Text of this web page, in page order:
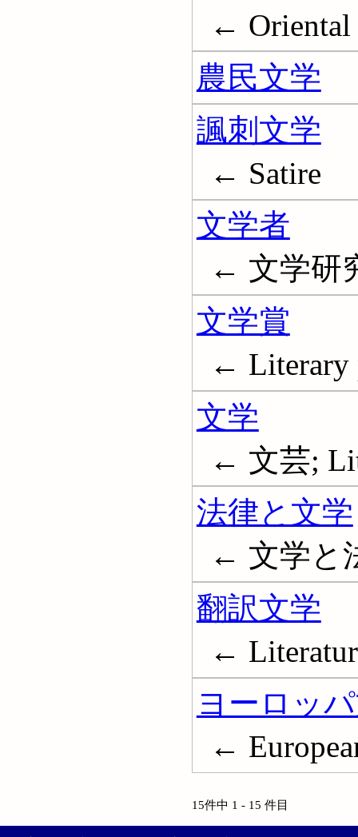
← Oriental
農民文学
諷刺文学
← Satire
文学者
← 文学研
文学賞
← Literary
文学
← 文芸;
法律と文学
← 文学と
翻訳文学
←
ヨーロッ
←
15件中 1 - 15 件目